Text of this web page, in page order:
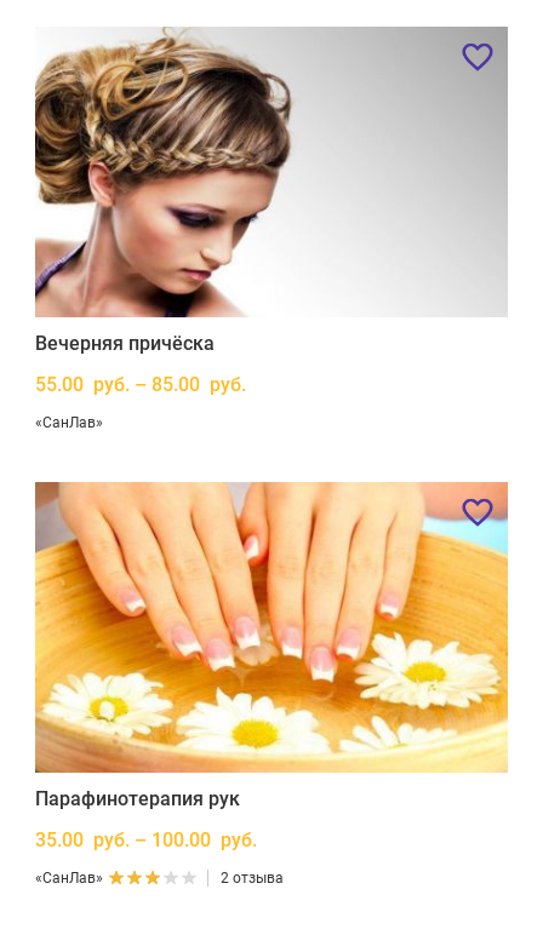
Вечерняя причёска
55.00 руб. – 85.00 руб.
«СанЛав»
Парафинотерапия рук
35.00 руб. – 100.00 руб.
«СанЛав» 2 отзыва